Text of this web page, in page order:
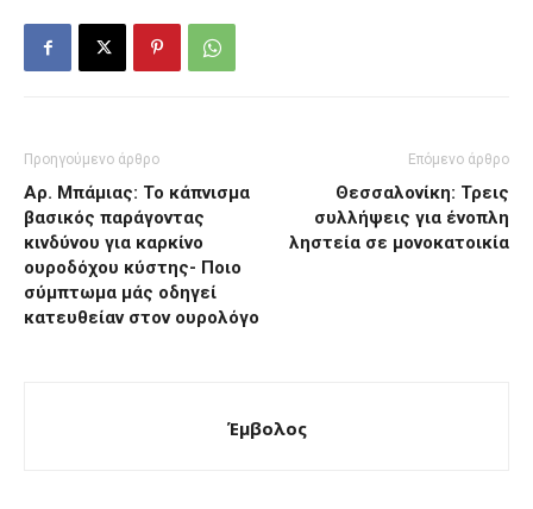
Προηγούμενο άρθρο
Αρ. Μπάμιας: Το κάπνισμα
βασικός παράγοντας
κινδύνου για καρκίνο
ουροδόχου κύστης- Ποιο
σύμπτωμα μάς οδηγεί
κατευθείαν στον ουρολόγο
Επόμενο άρθρο
Θεσσαλονίκη: Τρεις
συλλήψεις για ένοπλη
ληστεία σε μονοκατοικία
Έμβολος